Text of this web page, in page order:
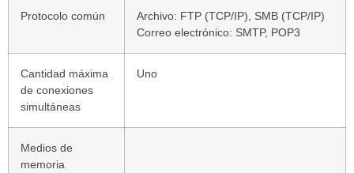
Protocolo común
Archivo: FTP (TCP/IP), SMB (TCP/IP)
Correo electrónico: SMTP, POP3
Cantidad máxima
de conexiones
simultáneas
Uno
Medios de
memoria